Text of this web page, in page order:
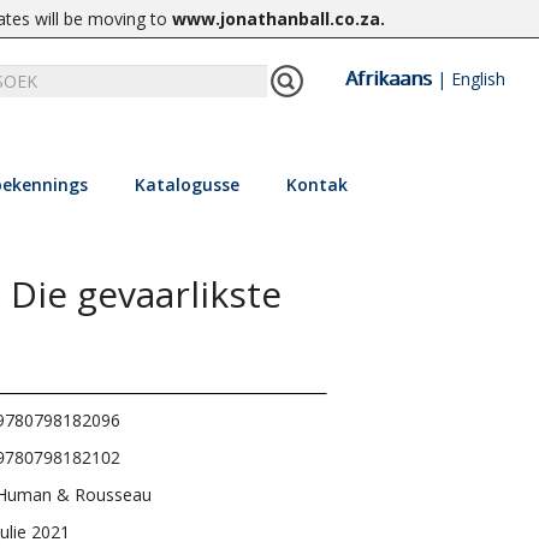
will be moving to www.jonathanball.co.za.
Afrikaans| English
Katalogusse Kontak
gevaarlikste
& Rousseau
2021